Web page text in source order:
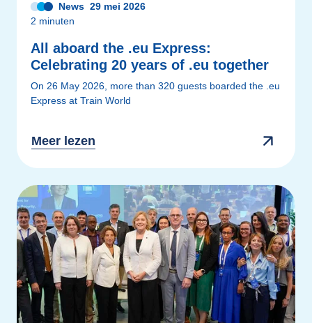
News 29 mei 2026
2 minuten
All aboard the .eu Express:
Celebrating 20 years of .eu together
On 26 May 2026, more than 320 guests boarded the .eu
Express at Train World
Meer lezen